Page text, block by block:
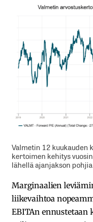
Valmetin 12 kuukauden
kertoimen kehitys
lähellä ajanjakson
Marginaalien
liikevaihtoa
EBITAn ennustetaan